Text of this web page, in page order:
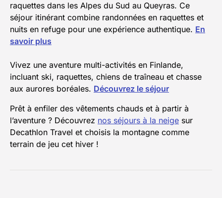
raquettes dans les Alpes du Sud au Queyras. Ce
séjour itinérant combine randonnées en raquettes et
nuits en refuge pour une expérience authentique. En
savoir plus
Vivez une aventure multi-activités en Finlande,
incluant ski, raquettes, chiens de traîneau et chasse
aux aurores boréales. Découvrez le séjour
Prêt à enfiler des vêtements chauds et à partir à
l’aventure ? Découvrez nos séjours à la neige sur
Decathlon Travel et choisis la montagne comme
terrain de jeu cet hiver !